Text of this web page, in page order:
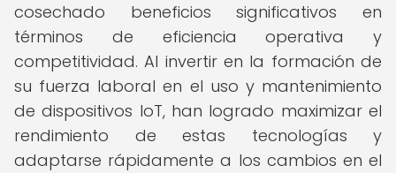
cosechado beneficios significativos en
términos de eficiencia operativa y
competitividad. Al invertir en la formación de
su fuerza laboral en el uso y mantenimiento
de dispositivos IoT, han logrado maximizar el
rendimiento de estas tecnologías y
adaptarse rápidamente a los cambios en el